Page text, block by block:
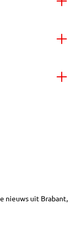
nieuws uit Brabant,